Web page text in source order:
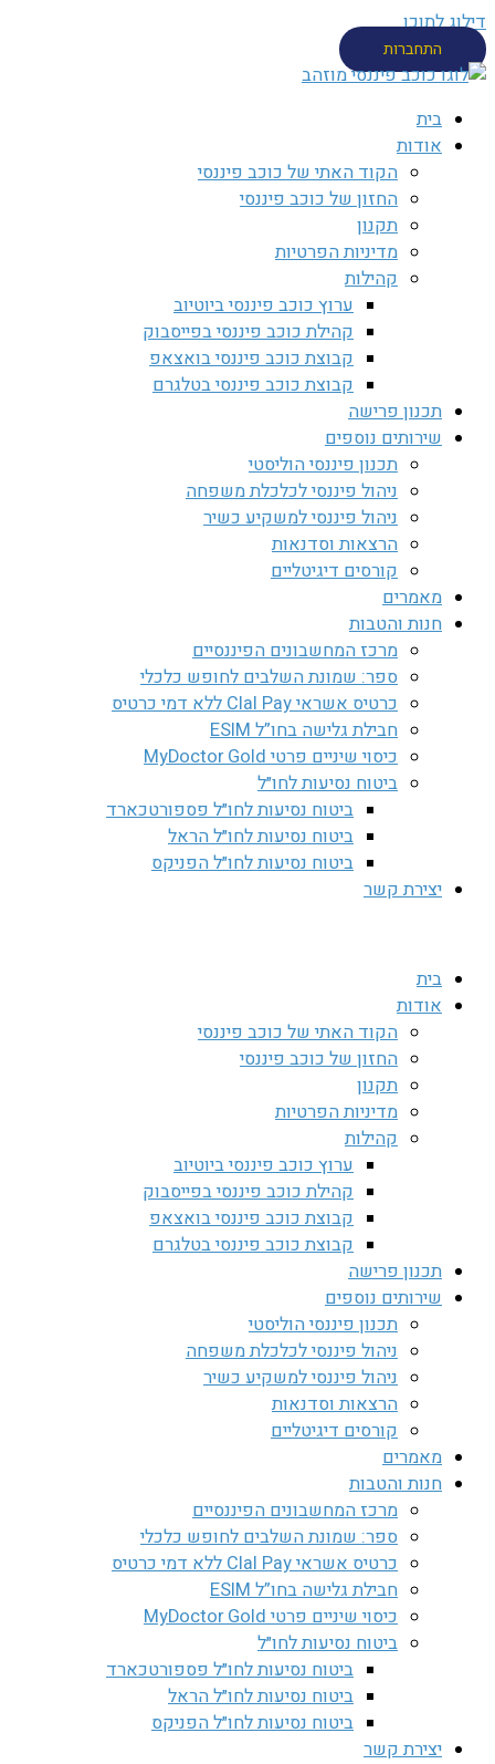
דילוג לתוכן
התחברות
בית
אודות
הקוד האתי של כוכב פיננסי
החזון של כוכב פיננסי
תקנון
מדיניות הפרטיות
קהילות
ערוץ כוכב פיננסי ביוטיוב
קהילת כוכב פיננסי בפייסבוק
קבוצת כוכב פיננסי בואצאפ
קבוצת כוכב פיננסי בטלגרם
תכנון פרישה
שירותים נוספים
תכנון פיננסי הוליסטי
ניהול פיננסי לכלכלת משפחה
ניהול פיננסי למשקיע כשיר
הרצאות וסדנאות
קורסים דיגיטליים
מאמרים
חנות והטבות
מרכז המחשבונים הפיננסיים
ספר: שמונת השלבים לחופש כלכלי
כרטיס אשראי Clal Pay ללא דמי כרטיס
חבילת גלישה בחו”ל ESIM
כיסוי שיניים פרטי MyDoctor Gold
ביטוח נסיעות לחו״ל
ביטוח נסיעות לחו״ל פספורטכארד
ביטוח נסיעות לחו״ל הראל
ביטוח נסיעות לחו״ל הפניקס
יצירת קשר
בית
אודות
הקוד האתי של כוכב פיננסי
החזון של כוכב פיננסי
תקנון
מדיניות הפרטיות
קהילות
ערוץ כוכב פיננסי ביוטיוב
קהילת כוכב פיננסי בפייסבוק
קבוצת כוכב פיננסי בואצאפ
קבוצת כוכב פיננסי בטלגרם
תכנון פרישה
שירותים נוספים
תכנון פיננסי הוליסטי
ניהול פיננסי לכלכלת משפחה
ניהול פיננסי למשקיע כשיר
הרצאות וסדנאות
קורסים דיגיטליים
מאמרים
חנות והטבות
מרכז המחשבונים הפיננסיים
ספר: שמונת השלבים לחופש כלכלי
כרטיס אשראי Clal Pay ללא דמי כרטיס
חבילת גלישה בחו”ל ESIM
כיסוי שיניים פרטי MyDoctor Gold
ביטוח נסיעות לחו״ל
ביטוח נסיעות לחו״ל פספורטכארד
ביטוח נסיעות לחו״ל הראל
ביטוח נסיעות לחו״ל הפניקס
יצירת קשר